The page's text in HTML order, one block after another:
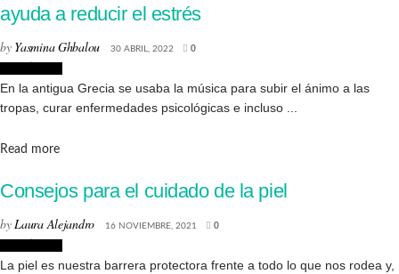
ayuda a reducir el estrés
by Yasmina Ghbalou 30 ABRIL, 2022 0
En la antigua Grecia se usaba la música para subir el ánimo a las
tropas, curar enfermedades psicológicas e incluso ...
Read moreDetails
Consejos para el cuidado de la piel
byLaura Alejandro 16 NOVIEMBRE, 2021 0
La piel es nuestra barrera protectora frente a todo lo que nos rodea y,